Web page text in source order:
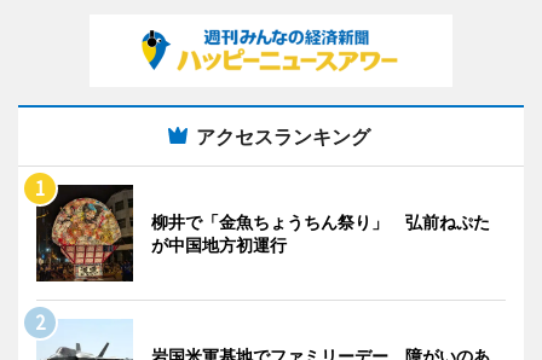
アクセスランキング
柳井で「金魚ちょうちん祭り」 弘前ねぷた
が中国地方初運行